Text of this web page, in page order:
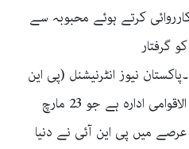
کرتے ہوئے محبوبہ سے
گرفتار
نیوز انٹرنیشنل (پی این
آئی) قابل اعتبار خبروں کا بین الاقوامی ادارہ ہے جو 23 مارچ
عرصے میں پی این آئی نے دنیا